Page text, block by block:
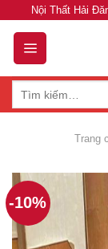
content
Nội Thất Hải
Trang
-10%